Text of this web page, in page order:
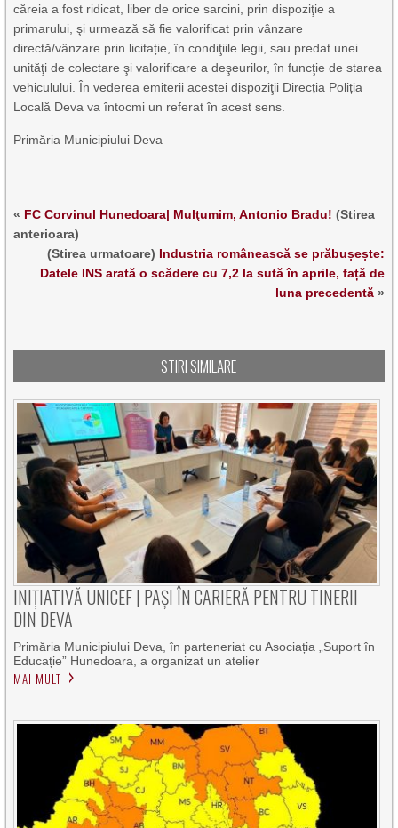
căreia a fost ridicat, liber de orice sarcini, prin dispoziţie a
primarului, şi urmează să fie valorificat prin vânzare
directă/vânzare prin licitație, în condiţiile legii, sau predat unei
unităţi de colectare şi valorificare a deşeurilor, în funcţie de starea
vehiculului. În vederea emiterii acestei dispoziţii Direcția Poliția
Locală Deva va întocmi un referat în acest sens.
Primăria Municipiului Deva
« FC Corvinul Hunedoara| Mulţumim, Antonio Bradu! (Stirea
anterioara)
(Stirea urmatoare) Industria românească se prăbușește:
Datele INS arată o scădere cu 7,2 la sută în aprile, față de
luna precedentă»
STIRI SIMILARE
INIȚIATIVĂ UNICEF | PAȘI ÎN CARIERĂ PENTRU TINERII
DIN DEVA
Primăria Municipiului Deva, în parteneriat cu Asociația „Suport în
Educație” Hunedoara, a organizat un atelier
MAI MULT